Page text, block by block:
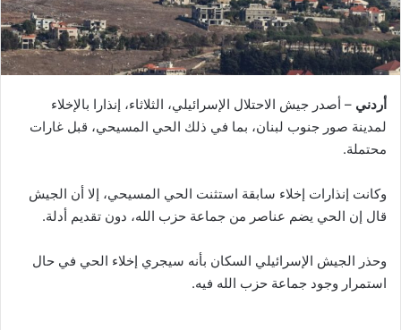
أردني – أصدر جيش الاحتلال الإسرائيلي، الثلاثاء، إنذارا بالإخلاء
لمدينة صور جنوب لبنان، بما في ذلك الحي المسيحي، قبل غارات
محتملة.
وكانت إنذارات إخلاء سابقة استثنت الحي المسيحي، إلا أن الجيش
قال إن الحي يضم عناصر من جماعة حزب الله، دون تقديم أدلة.
وحذر الجيش الإسرائيلي السكان بأنه سيجري إخلاء الحي في حال
استمرار وجود جماعة حزب الله فيه.